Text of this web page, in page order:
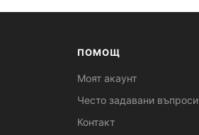
ПОМОЩ
Моят акаунт
Често задавани въпроси
Контакт